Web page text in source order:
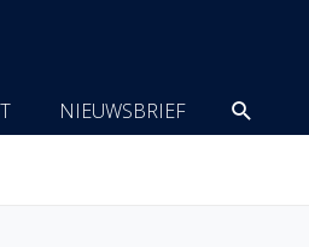
NIEUWSBRIEF